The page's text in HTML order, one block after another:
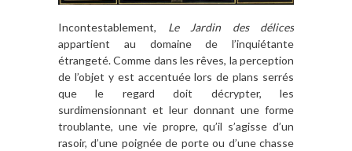
Incontestablement, Le Jardin des délices
appartient au domaine de l’inquiétante
étrangeté. Comme dans les rêves, la perception
de l’objet y est accentuée lors de plans serrés
que le regard doit décrypter, les
surdimensionnant et leur donnant une forme
troublante, une vie propre, qu’il s’agisse d’un
rasoir, d’une poignée de porte ou d’une chasse